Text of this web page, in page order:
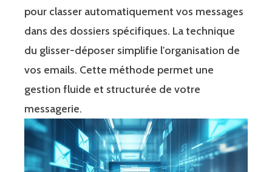
pour classer automatiquement vos messages
dans des dossiers spécifiques. La technique
du glisser-déposer simplifie l'organisation de
vos emails. Cette méthode permet une
gestion fluide et structurée de votre
messagerie.